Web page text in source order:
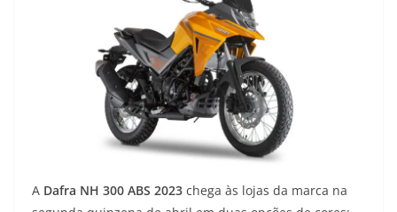
A Dafra NH 300 ABS 2023 chega às lojas da marca na